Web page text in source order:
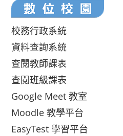
校務行政系統
資料查詢系統
查閱教師課表
查閱班級課表
Google Meet 教室
Moodle 教學平台
EasyTest 學習平台